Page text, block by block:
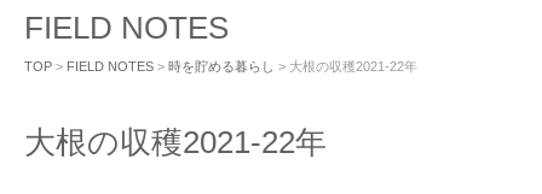
FIELD NOTES
TOP > FIELD NOTES > 時を貯める暮らし > 大根の収穫2021-22年
大根の収穫2021-22年